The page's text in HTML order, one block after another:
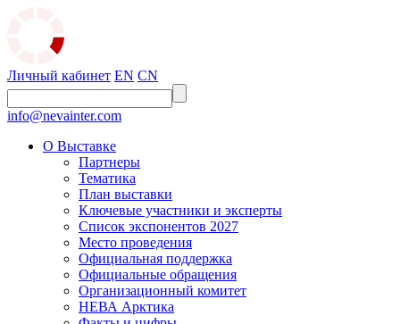
Личный кабинет EN CN
info@nevainter.com
О Выставке
Партнеры
Тематика
План выставки
Ключевые участники и эксперты
Список экспонентов 2027
Место проведения
Официальная поддержка
Официальные обращения
Организационный комитет
НЕВА Арктика